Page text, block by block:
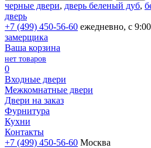
черные двери, дверь беленый дуб,
дверь
+7 (499) 450-56-60 ежедневно, с
замерщика
Ваша корзина
нет товаров
0
Входные двери
Межкомнатные двери
Двери на заказ
Фурнитура
Кухни
Контакты
+7 (499) 450-56-60 Москва